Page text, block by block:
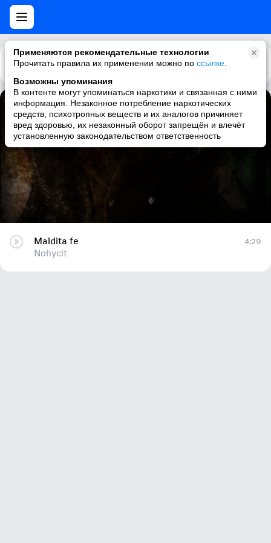
Применяются рекомендательные технологии
Прочитать правила их применении можно по ссылке
Возможны упоминания
В контенте могут упоминаться наркотики и связанная с ними
информация. Незаконное потребление наркотических
средств, психотропных веществ и их аналогов причиняет
вред здоровью, их незаконный оборот запрещён и влечёт
установленную законодательством ответственность
Каталог Рекомендации
Maldita fe
Nohycit
Maldita fe
Nohycit
4:29